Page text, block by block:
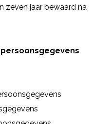
zeven jaar bewaard na